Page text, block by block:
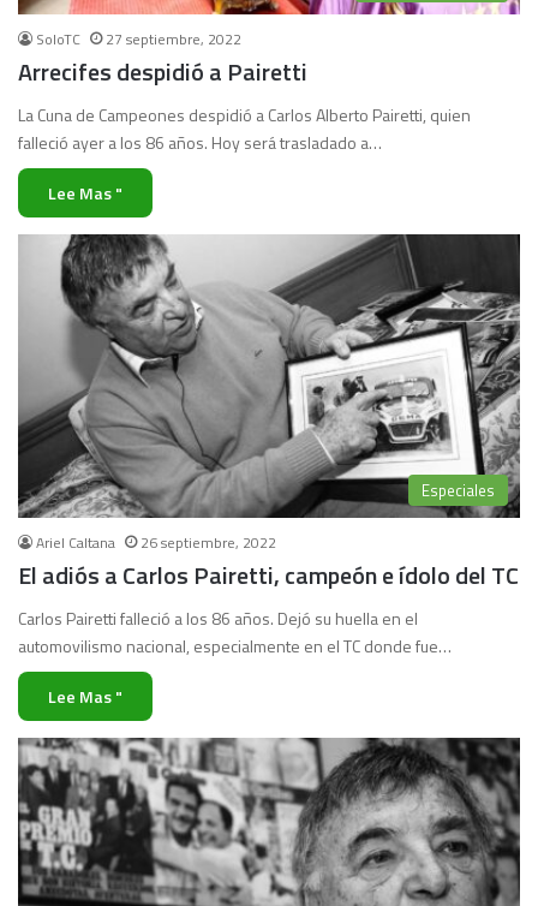
SoloTC 27 septiembre, 2022
Arrecifes despidió a Pairetti
La Cuna de Campeones despidió a Carlos Alberto Pairetti, quien
falleció ayer a los 86 años. Hoy será trasladado a…
Lee Mas "
Especiales
Ariel Caltana 26 septiembre, 2022
El adiós a Carlos Pairetti, campeón e ídolo del TC
Carlos Pairetti falleció a los 86 años. Dejó su huella en el
automovilismo nacional, especialmente en el TC donde fue…
Lee Mas "